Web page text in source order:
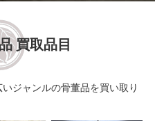
買取品目
ジャンルの骨董品を買い取り